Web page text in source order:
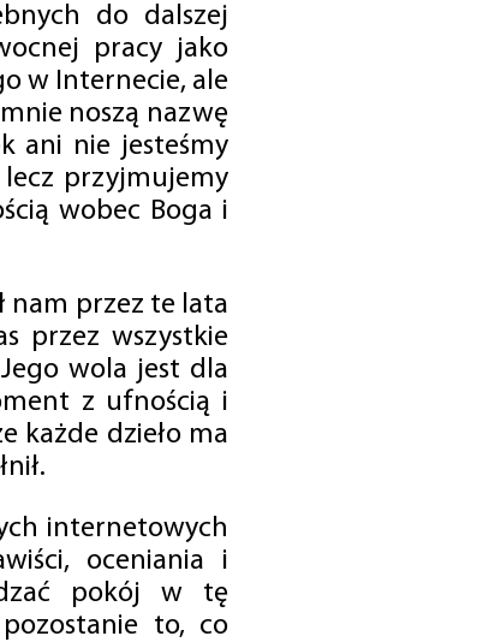
do dalszej
pracy jako
w Internecie, ale
noszą nazwę
ani nie jesteśmy
przyjmujemy
wobec Boga i
nam przez te lata
przez wszystkie
wola jest dla
z ufnością i
każde dzieło ma
internetowych
oceniania i
pokój w tę
pozostanie to, co